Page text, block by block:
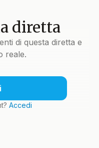
diretta
di questa diretta e
reale.
Accedi